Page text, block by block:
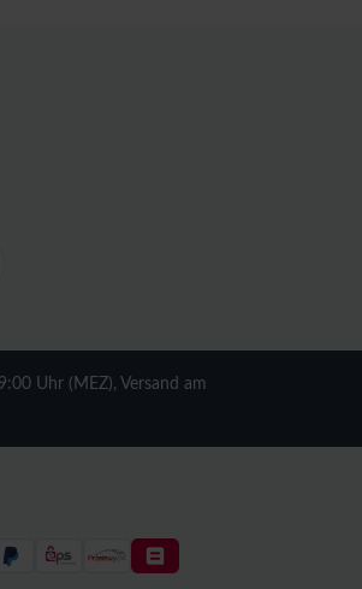
Uhr (MEZ), Versand am